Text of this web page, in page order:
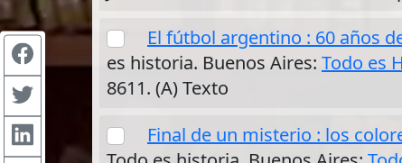
El fútbol argentino : 60 años
es historia. Buenos Aires: Todo es
8611. (A) Texto
Final de un misterio : los